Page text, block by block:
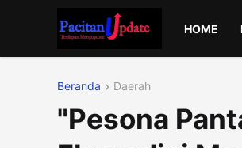
HOME
Beranda Daerah
"Pesona